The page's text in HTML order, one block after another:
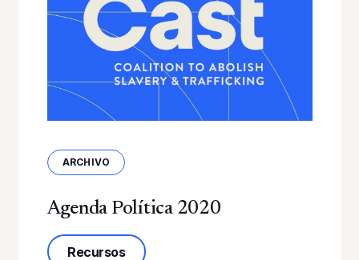
ARCHIVO
Agenda Política 2020
Recursossobre la Agenda Política 2020